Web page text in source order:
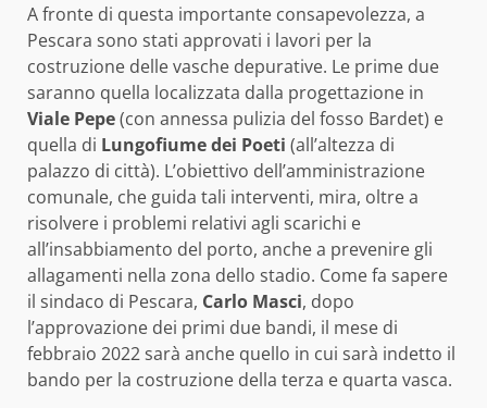
A fronte di questa importante consapevolezza, a
Pescara sono stati approvati i lavori per la
costruzione delle vasche depurative. Le prime due
saranno quella localizzata dalla progettazione in
Viale Pepe(con annessa pulizia del fosso Bardet) e
quella di Lungofiume dei Poeti (all’altezza di
palazzo di città). L’obiettivo dell’amministrazione
comunale, che guida tali interventi, mira, oltre a
risolvere i problemi relativi agli scarichi e
all’insabbiamento del porto, anche a prevenire gli
allagamenti nella zona dello stadio. Come fa sapere
il sindaco di Pescara, Carlo Masci, dopo
l’approvazione dei primi due bandi, il mese di
febbraio 2022 sarà anche quello in cui sarà indetto il
bando per la costruzione della terza e quarta vasca.